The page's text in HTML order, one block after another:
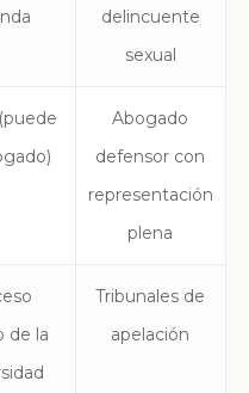
delincuente
sexual
Abogado
defensor con
representación
plena
de la
Tribunales de
apelación